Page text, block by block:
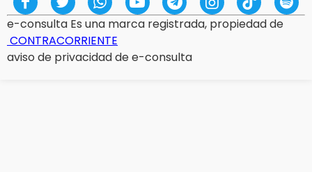
e-consulta Es una marca registrada, propiedad de
CONTRACORRIENTE
aviso de privacidad de e-consulta